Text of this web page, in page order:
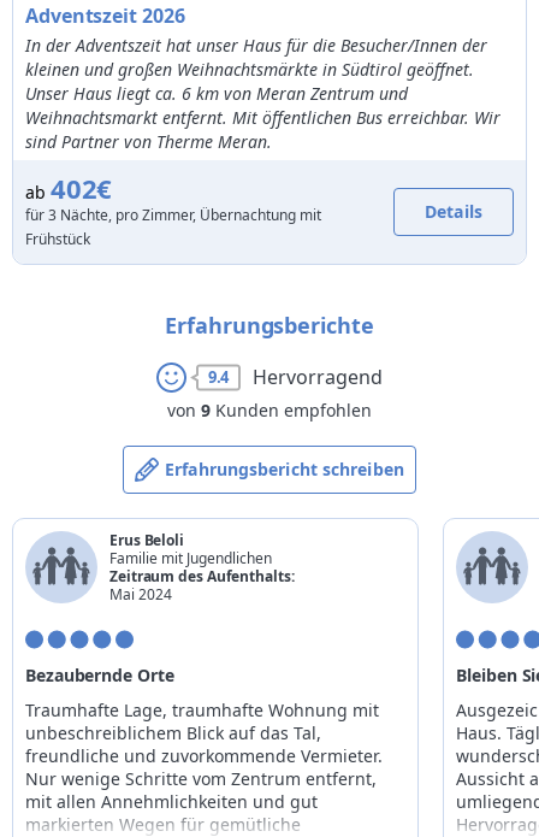
Adventszeit 2026
In der Adventszeit hat unser Haus für die Besucher/Innen der
kleinen und großen Weihnachtsmärkte in Südtirol geöffnet.
Unser Haus liegt ca. 6 km von Meran Zentrum und
Weihnachtsmarkt entfernt. Mit öffentlichen Bus erreichbar. Wir
sind Partner von Therme Meran.
ab 402€
für 3 Nächte, pro Zimmer, Übernachtung mit
Frühstück
Details
Erfahrungsberichte
9.4 Hervorragend
von 9 Kunden empfohlen
Erfahrungsbericht schreiben
Erus Beloli
Familie mit Jugendlichen
Zeitraum des Aufenthalts:
Mai 2024
Bezaubernde Orte
Traumhafte Lage, traumhafte Wohnung mit
unbeschreiblichem Blick auf das Tal,
freundliche und zuvorkommende Vermieter.
Nur wenige Schritte vom Zentrum entfernt,
mit allen Annehmlichkeiten und gut
markierten Wegen für gemütliche
Bleiben
Haus.
Aussicht